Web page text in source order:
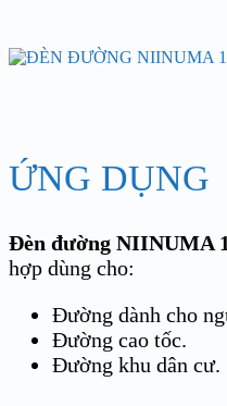
ỨNG DỤNG
Đèn đường NIINUMA
hợp dùng cho:
Đường dành cho
Đường cao tốc.
Đường khu dân cư.